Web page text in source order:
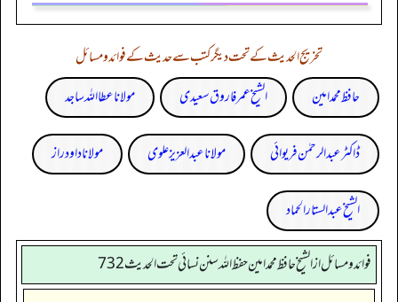
تخریج الحدیث کے تحت دیگر کتب سے حدیث کے فوائد و مسائل
حافظ محمد امین
الشیخ عمر فاروق سعیدی مولانا عطا اللہ ساجد
ڈاکٹر عبدالرحمٰن فریوائی مولانا عبد العزیز علوی مولانا داود راز
الشیخ عبدالستار الحماد
فوائد ومسائل از الشيخ حافظ محمد امين حفظ الله سنن نسائي تحت الحديث 732